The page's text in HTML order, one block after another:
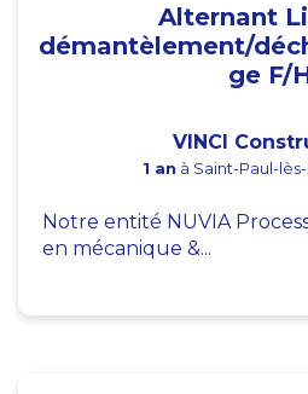
Alternant
démantèlement/
ge F/
VINCI
1 an à Saint-Paul-
Notre entité NUVIA
en mécanique &...